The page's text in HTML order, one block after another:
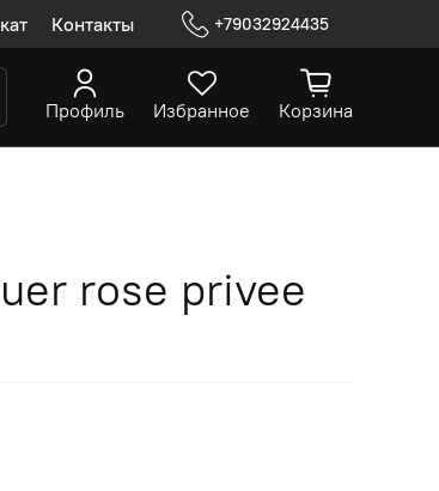
Контакты +79032924435
Профиль Избранное Корзина
rose privee